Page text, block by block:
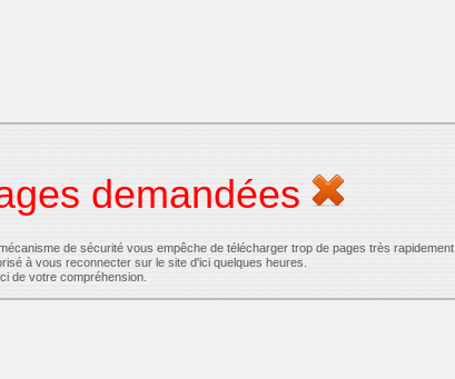
demandées
de sécurité vous empêche de télécharger trop de pages très rapidement
à vous reconnecter sur le site d'ici quelques heures.
de votre compréhension.